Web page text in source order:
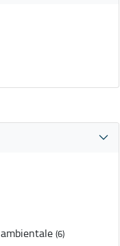
(6)